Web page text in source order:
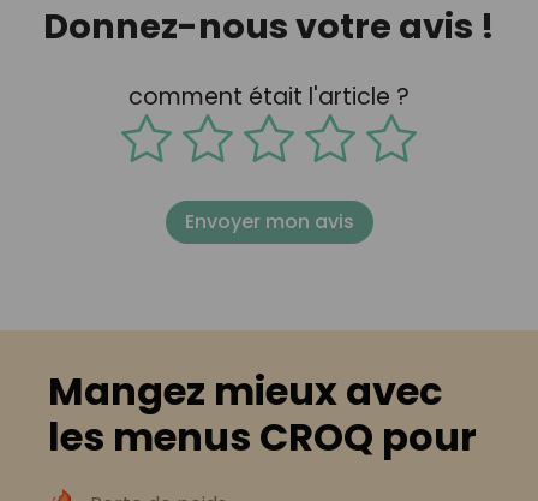
Donnez-nous votre avis !
comment était l'article ?
Envoyer mon avis
Mangez mieux avec
les menus CROQ pour